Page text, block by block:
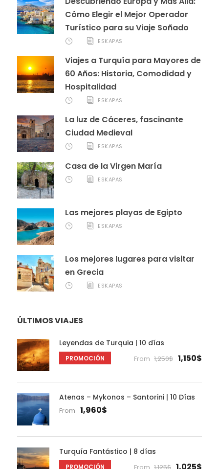
Cómo Elegir el Mejor Operador
Turístico para su Viaje Soñado
ESKAPAS
Viajes a Turquía para Mayores de
60 Años: Historia, Comodidad y
Hospitalidad
ESKAPAS
La luz de Cáceres, fascinante
Ciudad Medieval
ESKAPAS
Casa de la Virgen María
ESKAPAS
Las mejores playas de Egipto
ESKAPAS
Los mejores lugares para visitar
en Grecia
ESKAPAS
ÚLTIMOS VIAJES
Leyendas de Turquia | 10 días
PROMOCIÓN From 1,250$ 1,150$
Atenas – Mykonos – Santorini | 10 Días
From 1,960$
Turquía Fantástico | 8 días
PROMOCIÓN